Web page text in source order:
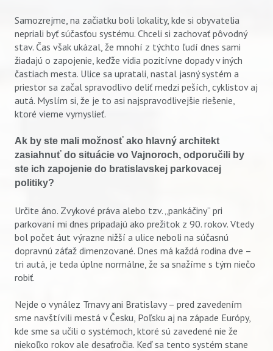
Samozrejme, na začiatku boli lokality, kde si obyvatelia
nepriali byť súčasťou systému. Chceli si zachovať pôvodný
stav. Čas však ukázal, že mnohí z týchto ľudí dnes sami
žiadajú o zapojenie, keďže vidia pozitívne dopady v iných
častiach mesta. Ulice sa upratali, nastal jasný systém a
priestor sa začal spravodlivo deliť medzi peších, cyklistov aj
autá. Myslím si, že je to asi najspravodlivejšie riešenie,
ktoré vieme vymyslieť.
Ak by ste mali možnosť ako hlavný architekt
zasiahnuť do situácie vo Vajnoroch, odporučili by
ste ich zapojenie do bratislavskej parkovacej
politiky?
Určite áno. Zvykové práva alebo tzv. „pankáčiny“ pri
parkovaní mi dnes pripadajú ako prežitok z 90. rokov. Vtedy
bol počet áut výrazne nižší a ulice neboli na súčasnú
dopravnú záťaž dimenzované. Dnes má každá rodina dve –
tri autá, je teda úplne normálne, že sa snažíme s tým niečo
robiť.
Nejde o vynález Trnavy ani Bratislavy – pred zavedením
sme navštívili mestá v Česku, Poľsku aj na západe Európy,
kde sme sa učili o systémoch, ktoré sú zavedené nie že
niekoľko rokov ale desaťročia. Keď sa tento systém stane